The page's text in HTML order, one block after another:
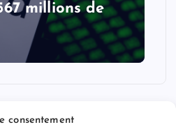
consentement
millions de